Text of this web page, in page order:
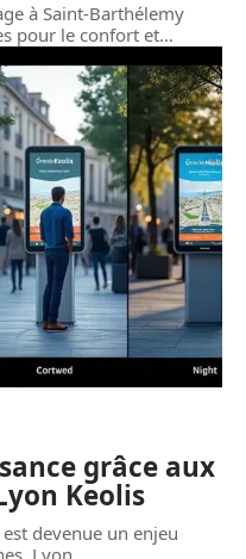
à Saint-Barthélemy
pour le confort et…
grâce aux
Keolis
devenue un enjeu
Lyon…